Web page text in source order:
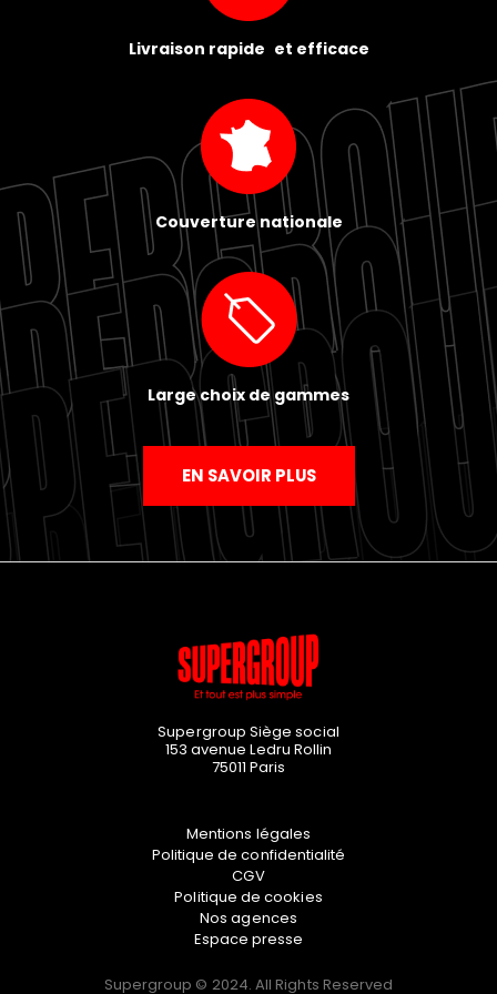
Livraison rapide et efficace
Couverture nationale
Large choix de gammes
EN SAVOIR PLUS
Supergroup Siège social
153 avenue Ledru Rollin
75011 Paris
Mentions légales
Politique de confidentialité
CGV
Politique de cookies
Nos agences
Espace presse
Supergroup © 2024. All Rights Reserved